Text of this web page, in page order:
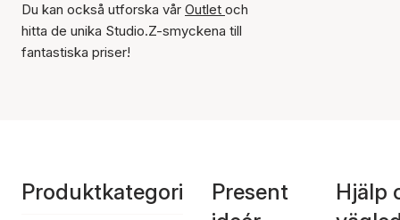
Du kan också utforska vår Outlet och
hitta de unika Studio.Z-smyckena till
fantastiska priser!
Produktkategori
Present
Hjälp